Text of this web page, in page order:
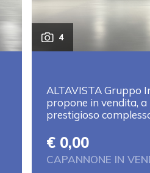
4
ALTAVISTA Gruppo
propone in vendita,
prestigioso
€ 0,00
CAPANNONE IN